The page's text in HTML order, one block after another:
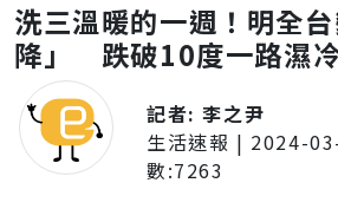
洗三溫暖的一週！明全
降」 跌破10度一路濕
記者:李之尹
生活速報 | 2024-
數:7263